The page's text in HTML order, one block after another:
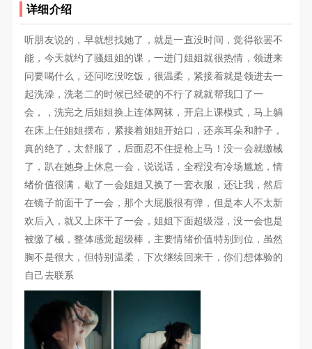
详细介绍
听朋友说的，早就想找她了，就是一直没时间，觉得欲罢不
能，今天就约了骚姐姐的课，一进门姐姐就很热情，领进来
问要喝什么，还问吃没吃饭，很温柔，紧接着就是领进去一
起洗澡，洗老二的时候已经硬的不行了就就帮我囗了一
会，，洗完之后姐姐换上连体网袜，开启上课模式，马上躺
在床上任姐姐摆布，紧接着姐姐开始口，还亲耳朵和脖子，
真的绝了，太舒服了，后面忍不住提枪上马！没一会就缴械
了，趴在她身上休息一会，说说话，全程没有冷场尴尬，情
绪价值很满，歇了一会姐姐又换了一套衣服，还让我，然后
在镜子前面干了一会，那个大屁股很有弹，但是本人不太新
欢后入，就又上床干了一会，姐姐下面超级湿，没一会也是
被缴了械，整体感觉超级棒，主要情绪价值特别到位，虽然
胸不是很大，但特别温柔，下次继续回来干，你们想体验的
自己去联系